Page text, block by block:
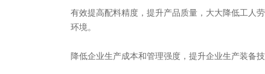
有效提高配料精度，提升产品质量，大大降低工人
环境。
降低企业生产成本和管理强度，提升企业生产装备